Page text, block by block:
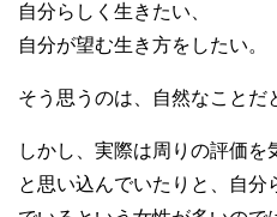
自分らしく生きたい、
自分が望む生き方をしたい。
そう思うのは、自然なことだ
しかし、実際は周りの評価
と思い込んでいたりと、自